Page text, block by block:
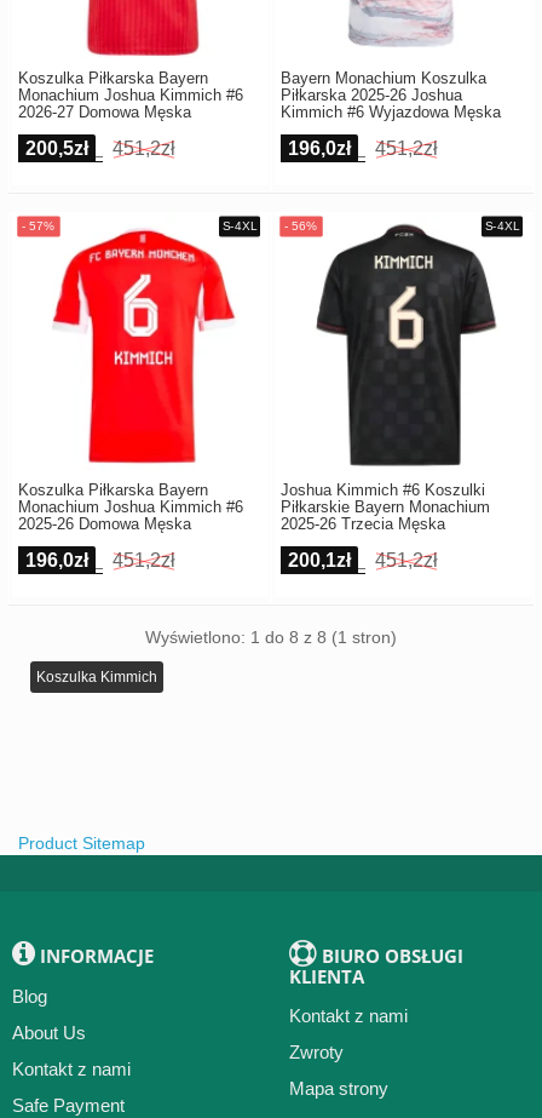
Koszulka Piłkarska Bayern
Monachium Joshua Kimmich #6
2026-27 Domowa Męska
200,5zł 451,2zł
Bayern Monachium Koszulka
Piłkarska 2025-26 Joshua
Kimmich #6 Wyjazdowa Męska
196,0zł 451,2zł
Koszulka Piłkarska Bayern
Monachium Joshua Kimmich #6
2025-26 Domowa Męska
196,0zł 451,2zł
Joshua Kimmich #6 Koszulki
Piłkarskie Bayern Monachium
2025-26 Trzecia Męska
200,1zł 451,2zł
Wyświetlono: 1 do 8 z 8 (1 stron)
Koszulka Kimmich
Product Sitemap
INFORMACJE
Blog
About Us
Kontakt z nami
Safe Payment
BIURO OBSŁUGI
KLIENTA
Kontakt z nami
Zwroty
Mapa strony